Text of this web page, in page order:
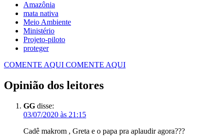
Amazônia
mata nativa
Meio Ambiente
Ministério
Projeto-piloto
proteger
COMENTE AQUI COMENTE AQUI
Opinião dos leitores
GG disse:
03/07/2020 às 21:15
Cadê makrom , Greta e o papa pra aplaudir agora???